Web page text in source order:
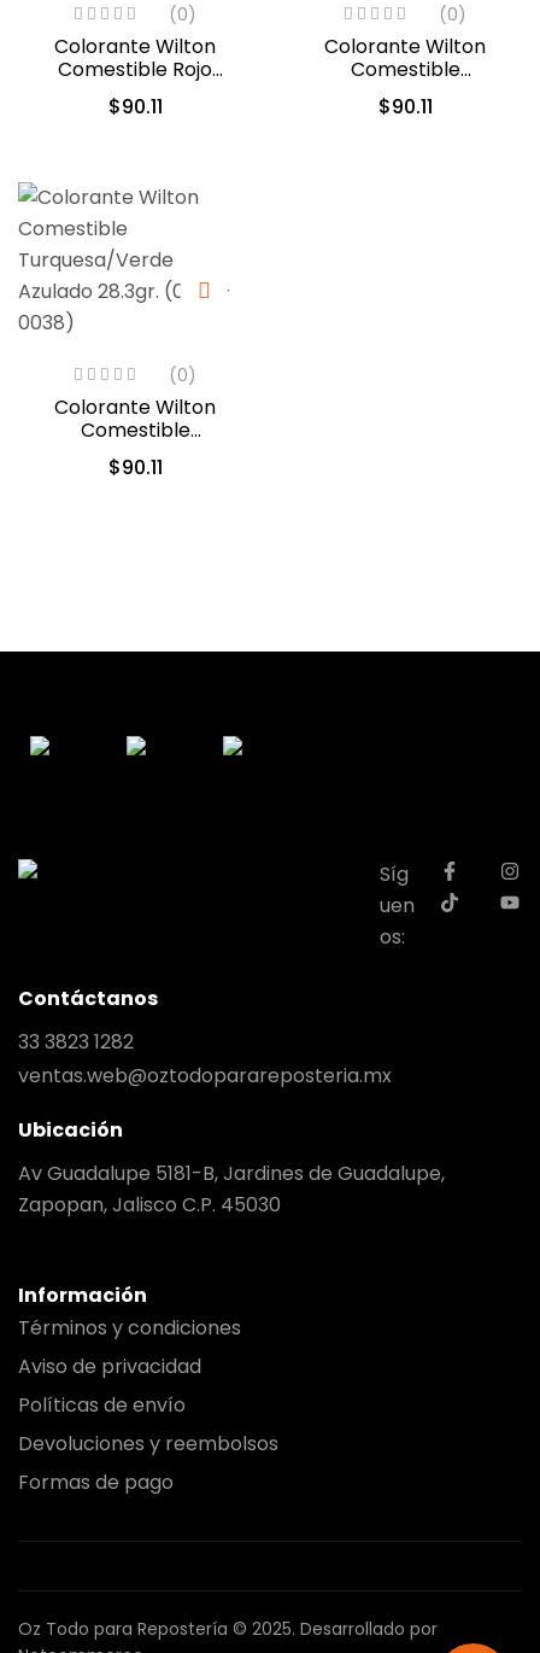
(0)
Colorante Wilton
Comestible Rojo
Navidad/Christmas Red
28.3gr. (04-0-0042)
$90.11
(0)
Colorante Wilton
Comestible
Naranja/Orange 28.3gr.
(04-0-0032)
$90.11
(0)
Colorante Wilton
Comestible
Turquesa/Verde
Azulado 28.3gr. (04-0-
$90.11
Síg
uen
os:
Contáctanos
33 3823 1282
ventas.web@oztodoparareposteria.mx
Ubicación
Av Guadalupe 5181-B, Jardines de Guadalupe,
Zapopan, Jalisco C.P. 45030
Información
Términos y condiciones
Aviso de privacidad
Políticas de envío
Devoluciones y reembolsos
Formas de pago
Oz Todo para Repostería © 2025. Desarrollado por